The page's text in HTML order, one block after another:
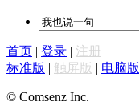
首页 | 登录 | 注册
标准版 | 触屏版 | 电脑版
© Comsenz Inc.